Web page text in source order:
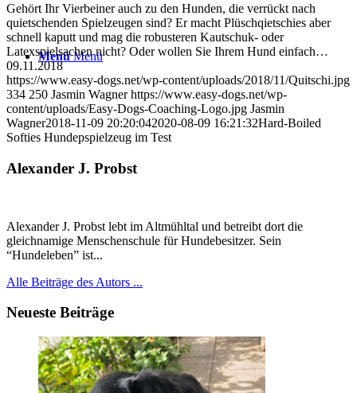
Menü Menü
Gehört Ihr Vierbeiner auch zu den Hunden, die verrückt nach
quietschenden Spielzeugen sind? Er macht Plüschqietschies aber
schnell kaputt und mag die robusteren Kautschuk- oder
Latexspielsachen nicht? Oder wollen Sie Ihrem Hund einfach…
09.11.2018
https://www.easy-dogs.net/wp-content/uploads/2018/11/Quitschi.jpg
334 250 Jasmin Wagner https://www.easy-dogs.net/wp-
content/uploads/Easy-Dogs-Coaching-Logo.jpg Jasmin
Wagner2018-11-09 20:20:042020-08-09 16:21:32Hard-Boiled
Softies Hundepspielzeug im Test
Alexander J. Probst
Alexander J. Probst lebt im Altmühltal und betreibt dort die
gleichnamige Menschenschule für Hundebesitzer. Sein
“Hundeleben” ist...
Alle Beiträge des Autors ...
Neueste Beiträge